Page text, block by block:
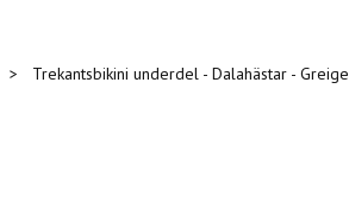
Trekantsbikini underdel - Dalahästar - Greige